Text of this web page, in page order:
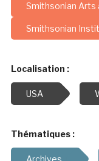
Smithsonian Arts
Smithsonian
Localisation :
USA
Thématiques :
Archives